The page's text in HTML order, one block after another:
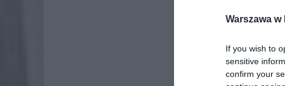
Warszawa w
If you wish to
sensitive
confirm your